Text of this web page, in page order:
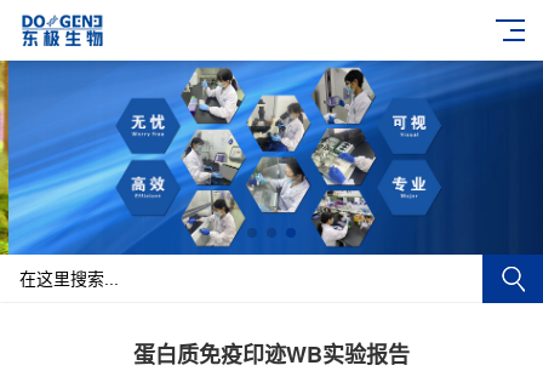
蛋白质免疫印迹WB实验报告